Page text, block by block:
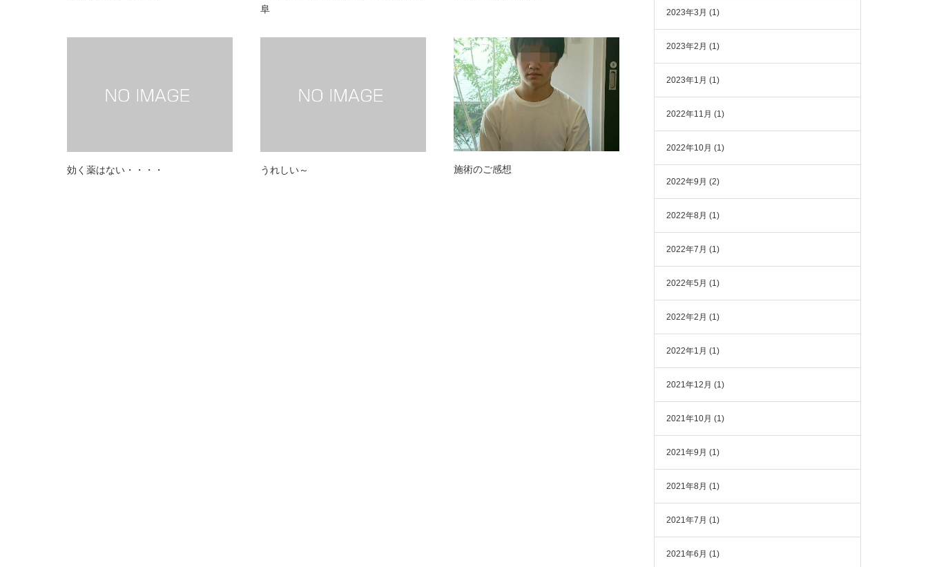
阜
効く薬はない・・・・ うれしい～ 施術のご感想
2023年3月 (1)
2023年2月 (1)
2023年1月 (1)
2022年11月 (1)
2022年10月 (1)
2022年9月 (2)
2022年8月 (1)
2022年7月 (1)
2022年5月 (1)
2022年2月 (1)
2022年1月 (1)
2021年12月 (1)
2021年10月 (1)
2021年9月 (1)
2021年8月 (1)
2021年7月 (1)
2021年6月 (1)